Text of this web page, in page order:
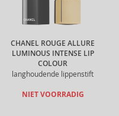
CHANEL ROUGE ALLURE
LUMINOUS INTENSE LIP
COLOUR
langhoudende lippenstift
NIET VOORRADIG